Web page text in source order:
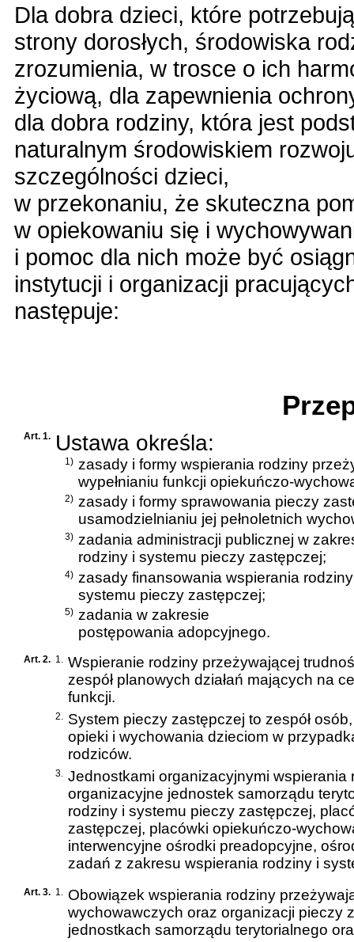
Dla dobra dzieci, które
strony dorosłych, środowiska
zrozumienia, w trosce o ich
życiową, dla zapewnienia
dla dobra rodziny, która jest
naturalnym środowiskiem
szczególności dzieci,
w przekonaniu, że skuteczna
w opiekowaniu się i
i pomoc dla nich może być
instytucji i organizacji
następuje:
Art. 1. Ustawa określa:
1) zasady i formy wspierania rodziny
wypełnianiu funkcji opiekuńczo-
2) zasady i formy sprawowania pieczy
usamodzielnianiu jej pełnoletnich
3) zadania administracji publicznej w
rodziny i systemu pieczy zastępczej;
4) zasady finansowania wspierania
systemu pieczy zastępczej;
5) zadania w zakresie
postępowania adopcyjnego.
Art. 2. 1. Wspieranie rodziny przeżywającej
zespół planowych działań mających na
funkcji.
2. System pieczy zastępczej to zespół
opieki i wychowania dzieciom w
rodziców.
3. Jednostkami organizacyjnymi
organizacyjne jednostek samorządu
rodziny i systemu pieczy zastępczej,
zastępczej, placówki opiekuńczo-
interwencyjne ośrodki preadopcyjne,
zadań z zakresu wspierania rodziny i
Art. 3. 1. Obowiązek wspierania rodziny
wychowawczych oraz organizacji pieczy
jednostkach samorządu terytorialnego